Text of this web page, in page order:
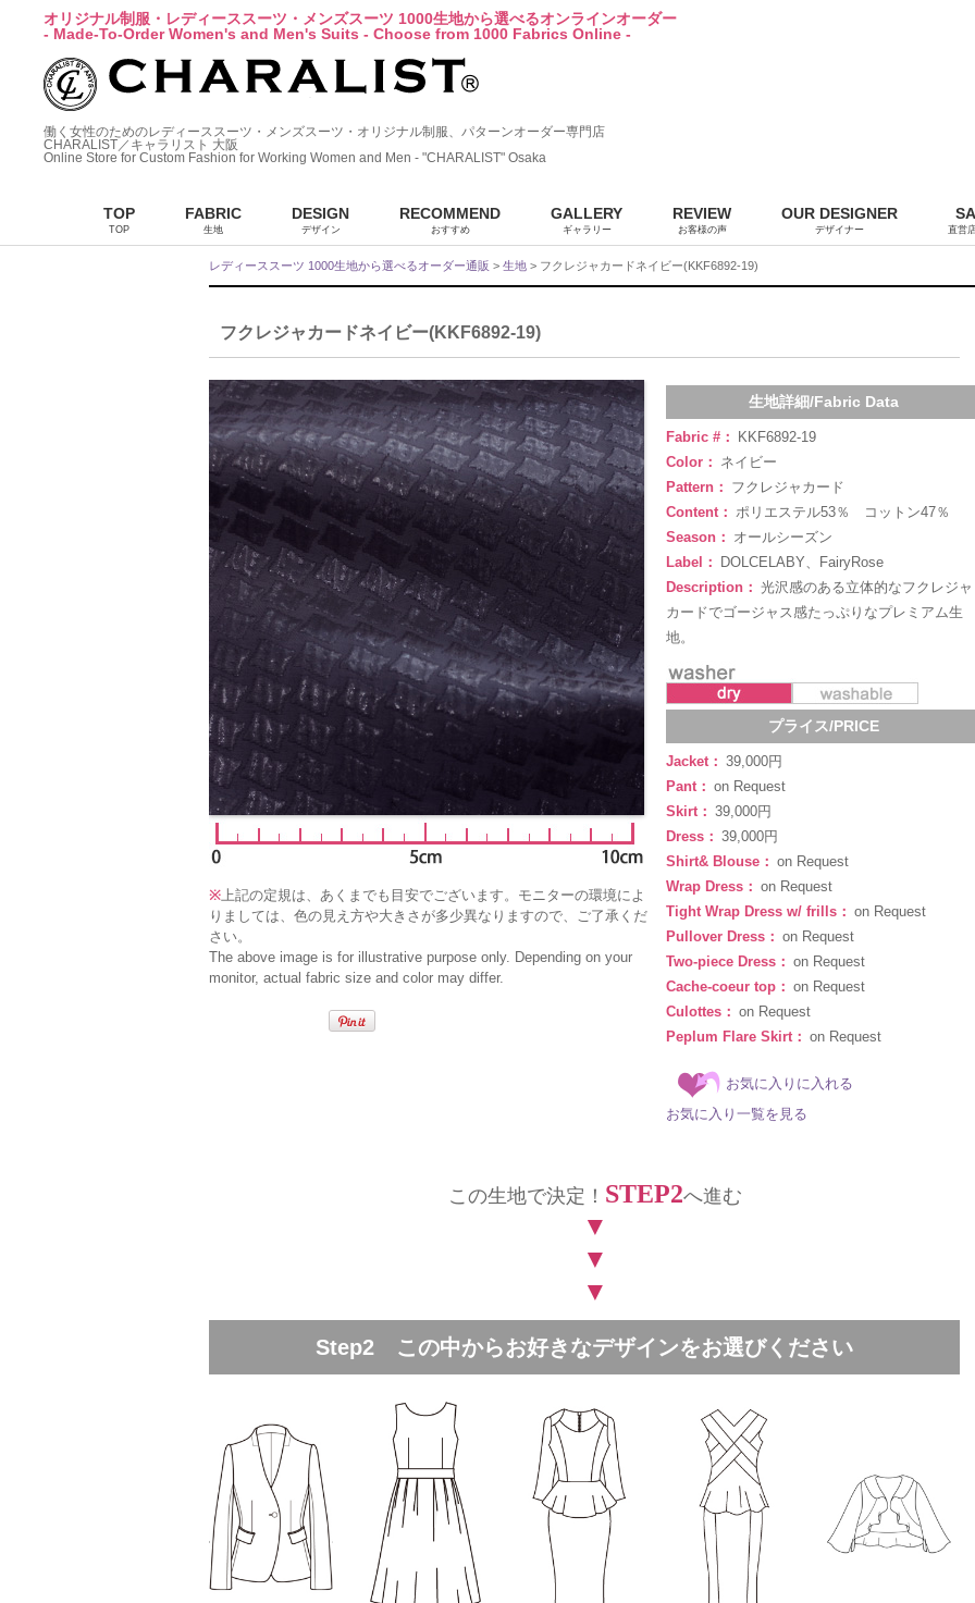
オリジナル制服・レディーススーツ・メンズスーツ 1000生地から選べるオンラインオーダー
- Made-To-Order Women's and Men's Suits - Choose from 1000 Fabrics Online -
働く女性のためのレディーススーツ・メンズスーツ・オリジナル制服、パターンオーダー専門店
CHARALIST／キャラリスト 大阪
Online Store for Custom Fashion for Working Women and Men - "CHARALIST" Osaka
TOP
TOP
FABRIC
生地
DESIGN
デザイン
RECOMMEND
おすすめ
GALLERY
ギャラリー
REVIEW
お客様の声
OUR DESIGNER
デザイナー 直営
レディーススーツ 1000生地から選べるオーダー通販 > 生地 > フクレジャカードネイビー(KKF6892-19)
フクレジャカードネイビー(KKF6892-19)
※上記の定規は、あくまでも目安でございます。モニターの環境によ
りましては、色の見え方や大きさが多少異なりますので、ご了承くだ
さい。
The above image is for illustrative purpose only. Depending on your
monitor, actual fabric size and color may differ.
生地詳細/Fabric Data
Fabric #：
KKF6892-19
Color： ネイビー
Pattern： フクレジャカード
Content： ポリエステル53％ コットン47％
Season： オールシーズン
Label：
DOLCELABY、FairyRose
Description： 光沢感のある立体的なフクレジャ
カードでゴージャス感たっぷりなプレミアム生
地。
プライス/PRICE
Jacket： 39,000円
Pant： on Request
Skirt： 39,000円
Dress： 39,000円
Shirt& Blouse： on Request
Wrap Dress： on Request
Tight Wrap Dress w/ frills： on Request
Pullover Dress： on Request
Two-piece Dress： on Request
Cache-coeur top： on Request
Culottes： on Request
Peplum Flare Skirt： on Request
お気に入りに入れる
お気に入り一覧を見る
この生地で決定！ STEP2へ進む
▼
▼
▼
Step2 この中からお好きなデザインをお選びください